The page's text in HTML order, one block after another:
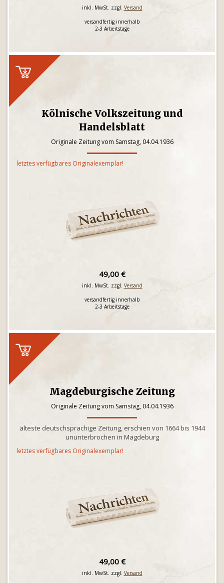
inkl. MwSt. zzgl. Versand
versandfertig innerhalb
2-3 Arbeitstage
Kölnische Volkszeitung und
Handelsblatt
Originale Zeitung vom Samstag, 04.04.1936
letztes verfügbares Originalexemplar!
49,00 €
inkl. MwSt. zzgl. Versand
versandfertig innerhalb
2-3 Arbeitstage
Magdeburgische Zeitung
Originale Zeitung vom Samstag, 04.04.1936
älteste deutschsprachige Zeitung, erschien von 1664 bis 1944
ununterbrochen in Magdeburg
letztes verfügbares Originalexemplar!
49,00 €
inkl. MwSt. zzgl. Versand